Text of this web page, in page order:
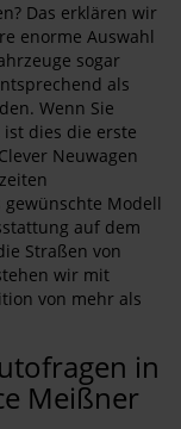
Das erklären wir
enorme Auswahl
sogar
als
Wenn Sie
dies die erste
Neuwagen
Modell
auf dem
Straßen von
wir mit
von mehr als
in
Meißner